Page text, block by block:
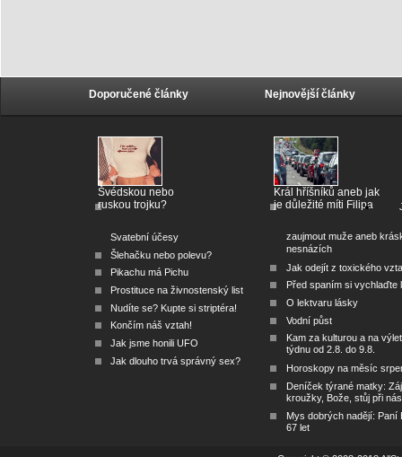
Doporučené články
Švédskou nebo
ruskou trojku?
Svatební účesy
Šlehačku nebo polevu?
Pikachu má Pichu
Prostituce na živnostenský list
Nudíte se? Kupte si striptéra!
Končím náš vztah!
Jak jsme honili UFO
Jak dlouho trvá správný sex?
Nejnovější články
Král hříšníků aneb jak
je důležité míti Filipa
zaujmout muže aneb
nesnázích
Jak odejít z toxického
Před spaním si vychlaďte
O lektvaru lásky
Vodní půst
Kam za kulturou a na
týdnu od 2.8. do 9.8.
Horoskopy na měsíc
Deníček týrané matky:
kroužky, Bože, stůj při nás
Mys dobrých nadějí: Paní
67 let